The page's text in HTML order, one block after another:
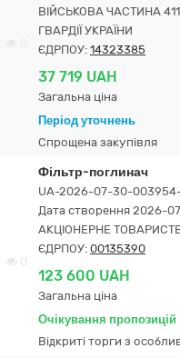
ВІЙСЬКОВА ЧАСТИНА
ГВАРДІЇ УКРАЇНИ
ЄДРПОУ: 14323385
37 719 UAH
Загальна ціна
Період уточнень
Спрощена закупівля
0
Фільтр-поглинач
UA-2026-07-30-
Дата створення 2026-
АКЦІОНЕРНЕ
ЄДРПОУ: 00135390
123 600 UAH
Загальна ціна
Очікування пропозицій
Відкриті торги з